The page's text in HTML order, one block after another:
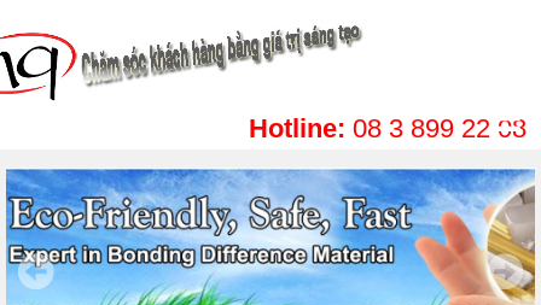
Hotline: 08 3 899 22 08